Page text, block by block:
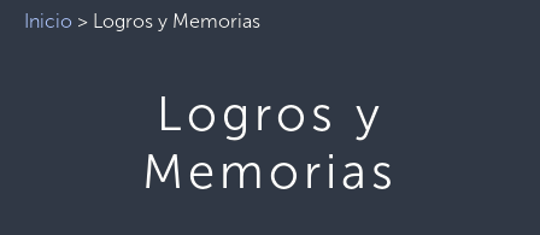
Inicio > Logros y Memorias
Logros y
Memorias